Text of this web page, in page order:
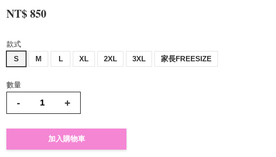
NT$ 850
款式
S
M L XL 2XL 3XL 家長FREESIZE
數量
- +
加入購物車